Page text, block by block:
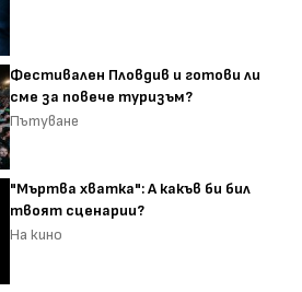
Фестивален Пловдив и готови ли
сме за повече туризъм?
Пътуване
"Мъртва хватка": А какъв би бил
твоят сценарии?
На кино